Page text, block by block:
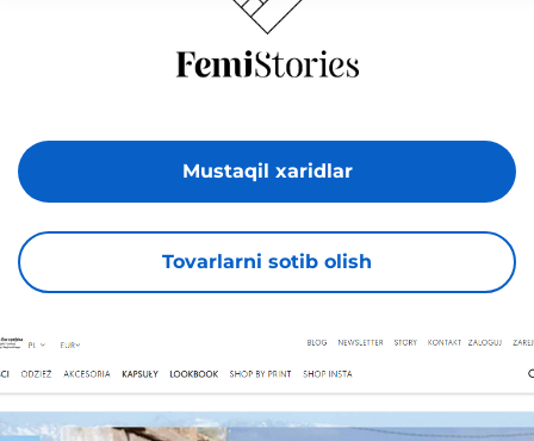
Tovarlarni sotib olish
Mustaqil xaridlar